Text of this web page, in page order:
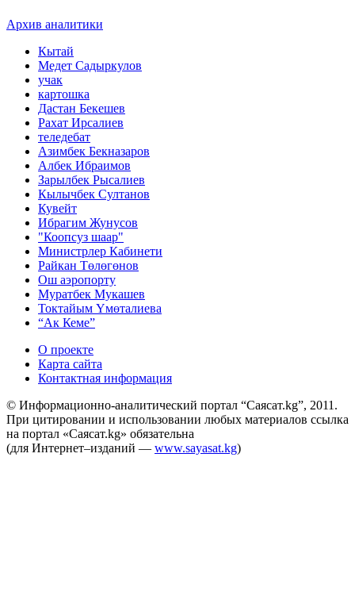
Архив аналитики
Кытай
Медет Садыркулов
учак
картошка
Дастан Бекешев
Рахат Ирсалиев
теледебат
Азимбек Бекназаров
Албек Ибраимов
Зарылбек Рысалиев
Кылычбек Султанов
Кувейт
Ибрагим Жунусов
"Коопсуз шаар"
Министрлер Кабинети
Райкан Төлөгөнов
Ош аэропорту
Муратбек Мукашев
Токтайым Үмөталиева
“Ак Кеме”
О проекте
Карта сайта
Контактная информация
© Информационно-аналитический портал “Саясат.kg”, 2011.
При цитировании и использовании любых материалов ссылка
на портал «Саясат.kg» обязательна
(для Интернет–изданий — www.sayasat.kg)